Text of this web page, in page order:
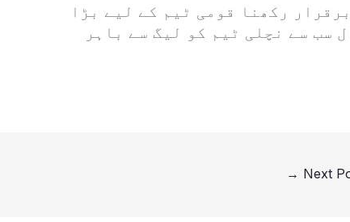
رکھنا قومی ٹیم کے لیے بڑا
سب سے نچلی ٹیم کو لیگ سے باہر
Next
→